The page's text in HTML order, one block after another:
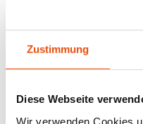
Zustimmung
Diese Webseite
Wir verwenden Cookies